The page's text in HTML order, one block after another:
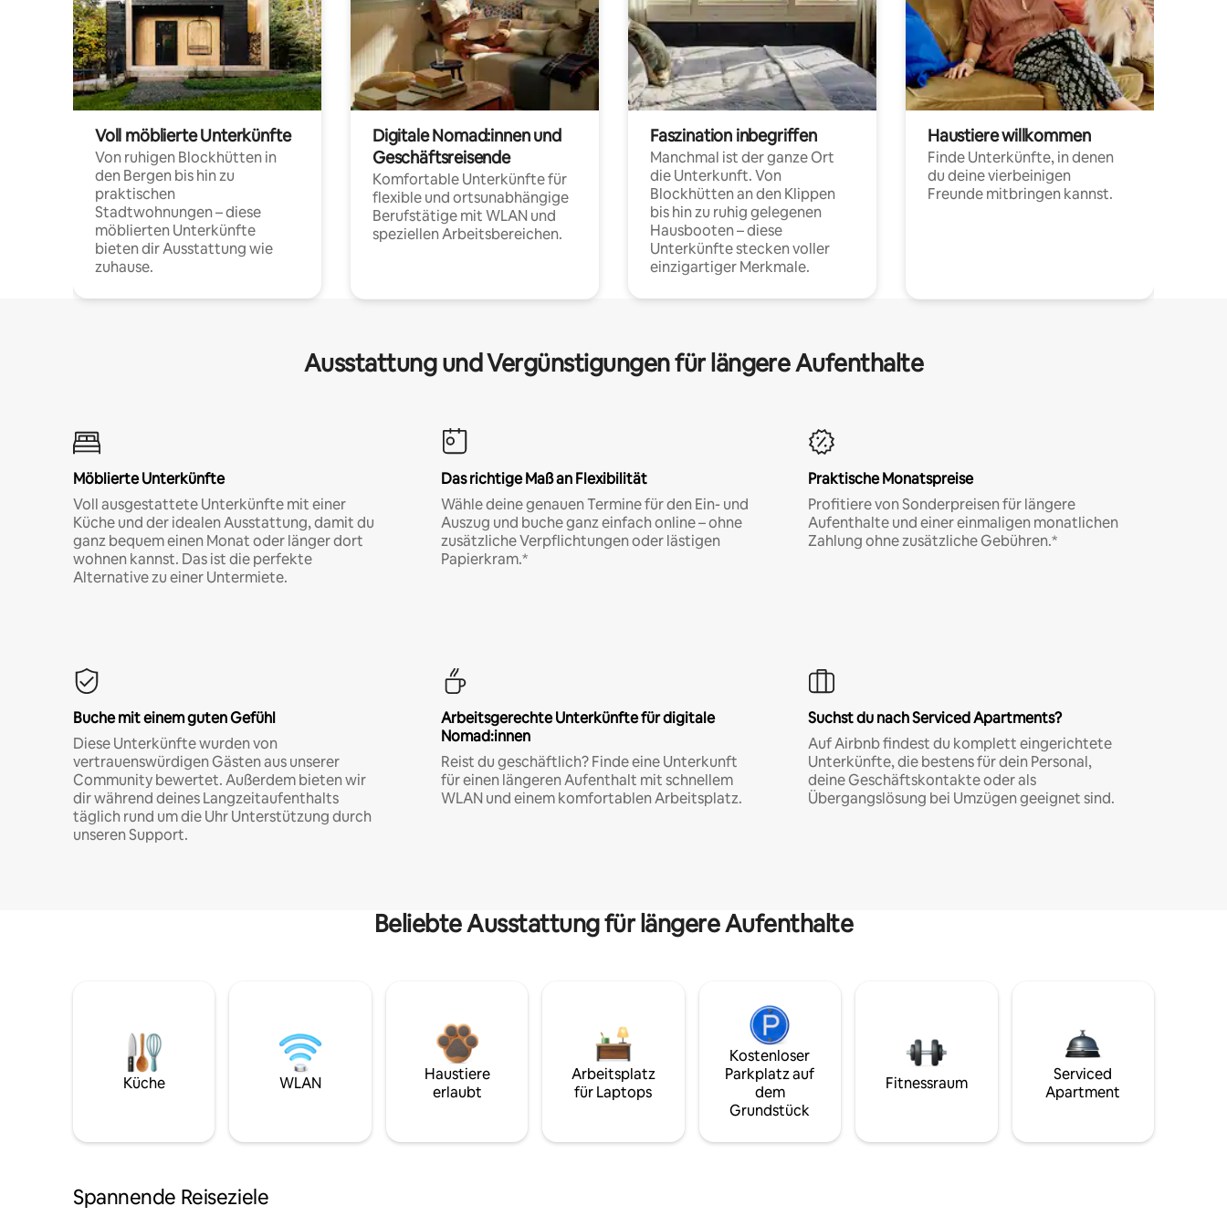
Voll möblierte Unterkünfte
Von ruhigen Blockhütten in
den Bergen bis hin zu
praktischen
Stadtwohnungen – diese
möblierten Unterkünfte
bieten dir Ausstattung wie
zuhause.
Digitale Nomad:innen und
Geschäftsreisende
Komfortable Unterkünfte für
flexible und ortsunabhängige
Berufstätige mit WLAN und
speziellen Arbeitsbereichen.
Faszination inbegriffen
Manchmal ist der ganze Ort
die Unterkunft. Von
Blockhütten an den Klippen
bis hin zu ruhig gelegenen
Hausbooten – diese
Unterkünfte stecken voller
einzigartiger Merkmale.
Haustiere willkommen
Finde Unterkünfte, in denen
du deine vierbeinigen
Freunde mitbringen kannst.
Ausstattung und Vergünstigungen für längere Aufenthalte
Möblierte Unterkünfte
Voll ausgestattete Unterkünfte mit einer
Küche und der idealen Ausstattung, damit du
ganz bequem einen Monat oder länger dort
wohnen kannst. Das ist die perfekte
Alternative zu einer Untermiete.
Das richtige Maß an Flexibilität
Wähle deine genauen Termine für den Ein- und
Auszug und buche ganz einfach online – ohne
zusätzliche Verpflichtungen oder lästigen
Papierkram.*
Praktische Monatspreise
Profitiere von Sonderpreisen für längere
Aufenthalte und einer einmaligen monatlichen
Zahlung ohne zusätzliche Gebühren.*
Buche mit einem guten Gefühl
Diese Unterkünfte wurden von
vertrauenswürdigen Gästen aus unserer
Community bewertet. Außerdem bieten wir
dir während deines Langzeitaufenthalts
täglich rund um die Uhr Unterstützung durch
unseren Support.
Arbeitsgerechte Unterkünfte für digitale
Nomad:innen
Reist du geschäftlich? Finde eine Unterkunft
für einen längeren Aufenthalt mit schnellem
WLAN und einem komfortablen Arbeitsplatz.
Suchst du nach Serviced Apartments?
Auf Airbnb findest du komplett eingerichtete
Unterkünfte, die bestens für dein Personal,
deine Geschäftskontakte oder als
Übergangslösung bei Umzügen geeignet sind.
Beliebte Ausstattung für längere Aufenthalte
Küche WLAN
Haustiere
erlaubt
Arbeitsplatz
für Laptops
Kostenloser
Parkplatz auf
dem
Grundstück
Fitnessraum
Serviced
Apartment
Spannende Reiseziele